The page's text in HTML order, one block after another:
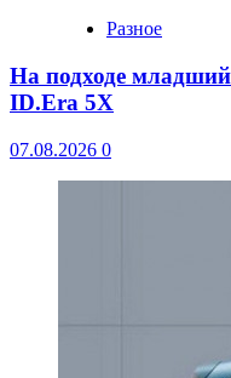
Разное
На подходе младший
ID.Era 5X
07.08.2026 0